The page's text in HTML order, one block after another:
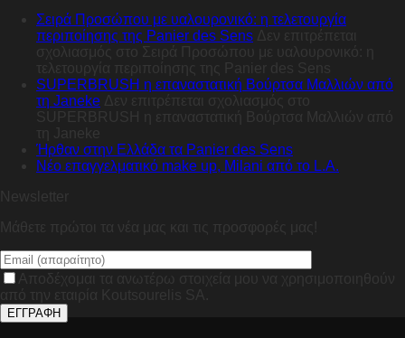
Σειρά Προσώπου με υαλουρονικό: η τελετουργία
περιποίησης της Panier des Sens Δεν επιτρέπεται
σχολιασμός
στο Σειρά Προσώπου με υαλουρονικό: η
τελετουργία περιποίησης της Panier des Sens
SUPERBRUSH η επαναστατική Βούρτσα Μαλλιών από
τη Janeke Δεν επιτρέπεται σχολιασμός
SUPERBRUSH η επαναστατική Βούρτσα Μαλλιών από
τη Janeke
Ήρθαν στην Ελλάδα τα Panier des Sens
Nέο επαγγελματικό make up, Milani από το L.A.
Newsletter
Μάθετε πρώτοι τα νέα μας και τις προσφορές μας!
Αποδέχομαι τα ανωτέρω στοιχεία μου να χρησιμοποιηθούν
από την εταιρία Koutsourelis SA.